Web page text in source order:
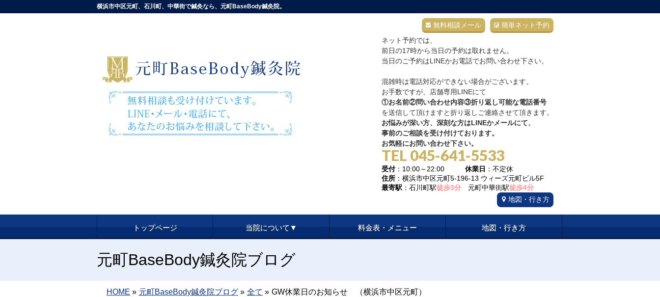
横浜市中区元町、石川町、中華街で鍼灸なら、元町BaseBody鍼灸院。
簡単ネット予約
無料相談メール
ネット予約では、
前日の17時から当日の予約は取れません。
当日のご予約はLINEかお電話でお問い合わせ下さい。
混雑時は電話対応ができない場合がございます。
お手数ですが、店舗専用LINEにて
①お名前②問い合わせ内容③折り返し可能な電話番号
を送信して頂けますと折り返しご連絡させて頂きます。
お悩みが深い方、深刻な方はLINEかメールにて、
事前のご相談を受け付けております。
お気軽にお問い合わせ下さい。
TEL 045-641-5533
受付：10:00～22:00 休業日 ：不定休
住所 ：横浜市中区元町5-196-13 ウィーズ元町ビル5F
最寄駅 ：石川町駅徒歩3分 元町中華街駅徒歩4分
地図・行き方
トップページ 当院について▼ 料金表・メニュー 地図・行き方
元町BaseBody鍼灸院ブログ
HOME » 元町BaseBody鍼灸院ブログ » 全て » GW休業日のお知らせ （横浜市中区元町）